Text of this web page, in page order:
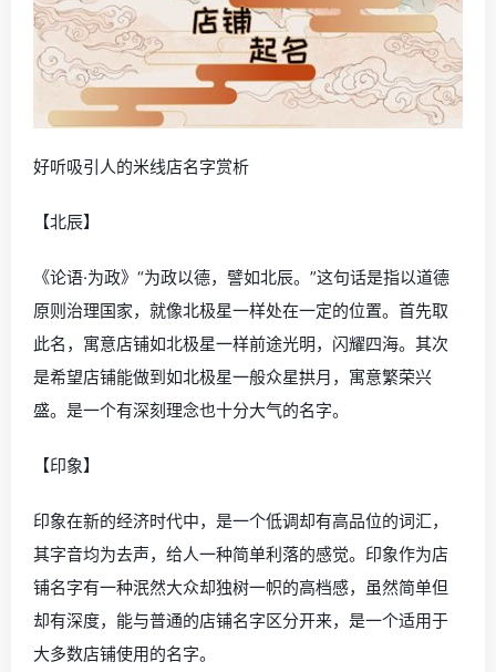
好听吸引人的米线店名字赏析
【北辰】
《论语·为政》“为政以德，譬如北辰。”这句话是指以道德
原则治理国家，就像北极星一样处在一定的位置。首先取
此名，寓意店铺如北极星一样前途光明，闪耀四海。其次
是希望店铺能做到如北极星一般众星拱月，寓意繁荣兴
盛。是一个有深刻理念也十分大气的名字。
【印象】
印象在新的经济时代中，是一个低调却有高品位的词汇，
其字音均为去声，给人一种简单利落的感觉。印象作为店
铺名字有一种泯然大众却独树一帜的高档感，虽然简单但
却有深度，能与普通的店铺名字区分开来，是一个适用于
大多数店铺使用的名字。